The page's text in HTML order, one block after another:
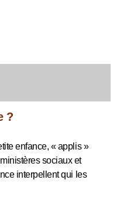
?
enfance, « applis »
sociaux et
interpellent qui les